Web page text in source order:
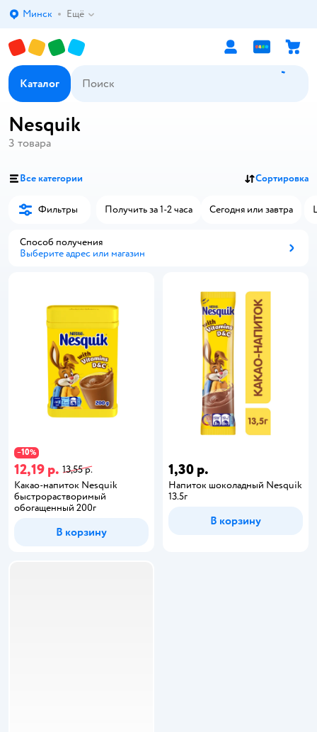
Выбор адреса доставки.
Минск Ещё
Каталог
Nesquik
3 товара
Все категории Сортировка
Фильтры Получить за 1-2 часа Сегодня или завтра
Способ получения
Выберите адрес или магазин
−10%
12,19 р. 13,55 р.
Какао-напиток Nesquik
быстрорастворимый
обогащенный 200г
В корзину
1,30 р.
Напиток шоколадный Nesquik
13.5г
В корзину